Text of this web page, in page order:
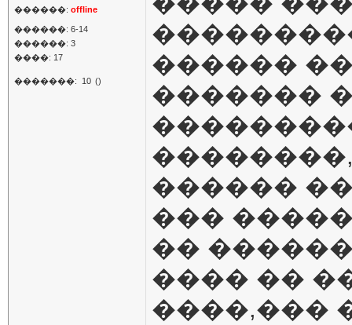
������: offline
������: 6-14
������: 3
����: 17
�������: 10 ()
������
�������
������
���
��
���� ��
����,���